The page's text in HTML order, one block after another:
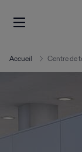
Accueil Centre de